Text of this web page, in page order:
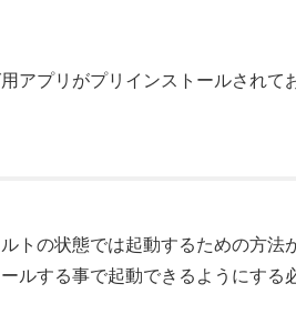
アプリがプリインストールされ
トの状態では起動するための方
ルする事で起動できるようにす